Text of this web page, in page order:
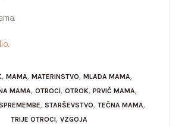
.
, MAMA, MATERINSTVO, MLADA MAMA,
MAMA, OTROCI, OTROK, PRVIČ MAMA,
, STARŠEVSTVO, TEČNA MAMA,
TRIJE OTROCI, VZGOJA